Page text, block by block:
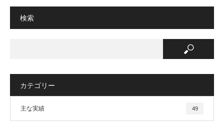
検索
カテゴリー
主な実績 49